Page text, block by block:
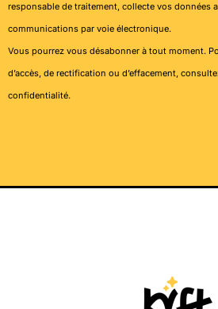
responsable de traitement, collecte vos données
communications par voie électronique.
Vous pourrez vous désabonner à tout moment.
d’accès, de rectification ou d’effacement,
confidentialité.